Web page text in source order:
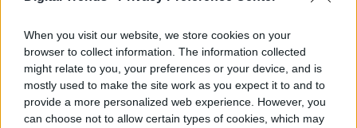
When you visit our website, we store cookies on your
browser to collect information. The information collected
might relate to you, your preferences or your device, and is
mostly used to make the site work as you expect it to and to
provide a more personalized web experience. However, you
can choose not to allow certain types of cookies, which may
Si bienHonor Among Thievesnunca
captura el verdadero absurdo o caos que